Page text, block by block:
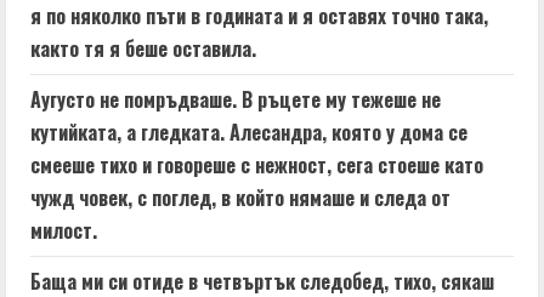
я по няколко пъти в годината и я оставях точно така,
както тя я беше оставила.
Аугусто не помръдваше. В ръцете му тежеше не
кутийката, а гледката. Алесандра, която у дома се
смееше тихо и говореше с нежност, сега стоеше като
чужд човек, с поглед, в който нямаше и следа от
милост.
Баща ми си отиде в четвъртък следобед, тихо, сякаш